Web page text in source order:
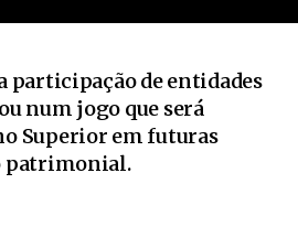
participação de entidades
num jogo que será
Superior em futuras
patrimonial.